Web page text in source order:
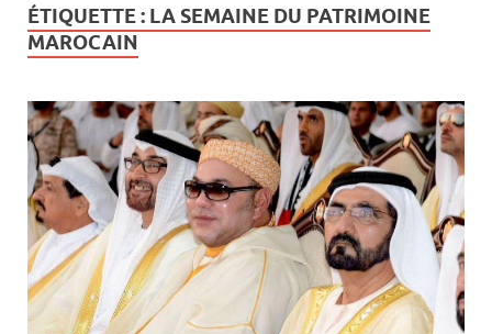
ÉTIQUETTE : LA SEMAINE DU PATRIMOINE
MAROCAIN